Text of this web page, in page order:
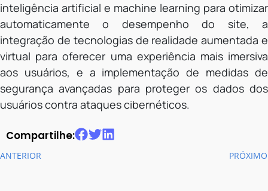
inteligência artificial e machine learning para otimizar
automaticamente o desempenho do site, a
integração de tecnologias de realidade aumentada e
virtual para oferecer uma experiência mais imersiva
aos usuários, e a implementação de medidas de
segurança avançadas para proteger os dados dos
usuários contra ataques cibernéticos.
Compartilhe:
ANTERIOR PRÓXIMO